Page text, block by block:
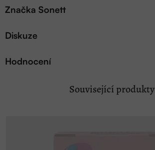
Značka Sonett
Diskuze
Hodnocení
Související produkty